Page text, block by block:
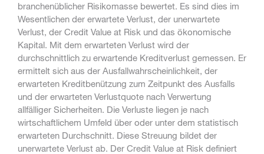
branchenüblicher Risikomasse bewertet. Es sind dies im
Wesentlichen der erwartete Verlust, der unerwartete
Verlust, der Credit Value at Risk und das ökonomische
Kapital. Mit dem erwarteten Verlust wird der
durchschnittlich zu erwartende Kreditverlust gemessen. Er
ermittelt sich aus der Ausfallwahrscheinlichkeit, der
erwarteten Kreditbenützung zum Zeitpunkt des Ausfalls
und der erwarteten Verlustquote nach Verwertung
allfälliger Sicherheiten. Die Verluste liegen je nach
wirtschaftlichem Umfeld über oder unter dem statistisch
erwarteten Durchschnitt. Diese Streuung bildet der
unerwartete Verlust ab. Der Credit Value at Risk definiert